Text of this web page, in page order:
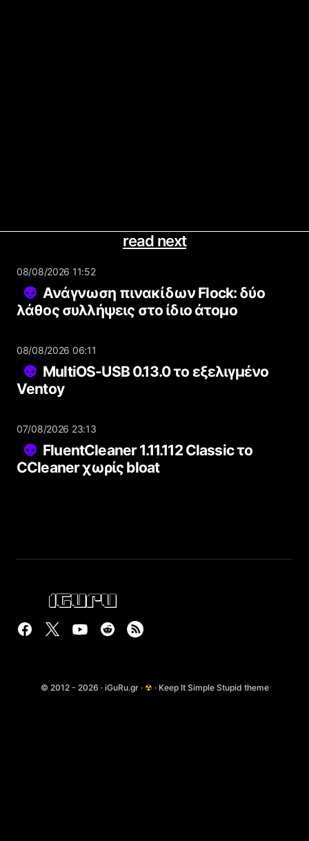
read next
08/08/2026 11:52
Ανάγνωση πινακίδων Flock: δύο
λάθος συλλήψεις στο ίδιο άτομο
08/08/2026 06:11
MultiOS-USB 0.13.0 το εξελιγμένο
Ventoy
07/08/2026 23:13
FluentCleaner 1.11.112 Classic το
CCleaner χωρίς bloat
© 2012 - 2026 · iGuRu.gr · ☢ · Keep It Simple Stupid theme